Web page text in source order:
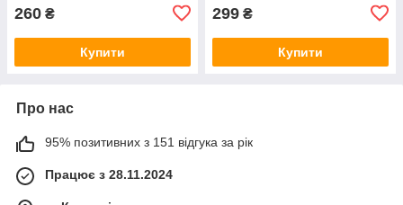
260 ₴
Купити
299 ₴
Купити
Про нас
95% позитивних з 151 відгука за рік
Працює з 28.11.2024